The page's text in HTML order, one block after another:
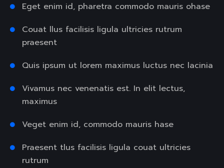
Eget enim id, pharetra commodo mauris ohase
Couat llus facilisis ligula ultricies rutrum
praesent
Quis ipsum ut lorem maximus luctus nec lacinia
Vivamus nec venenatis est. In elit lectus,
maximus
Veget enim id, commodo mauris hase
Praesent tlus facilisis ligula couat ultricies
rutrum